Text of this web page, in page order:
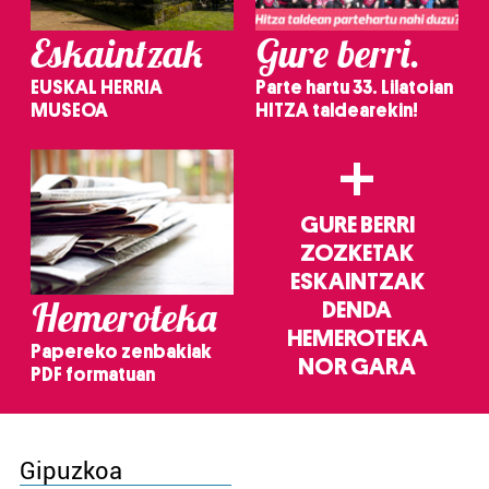
Eskaintzak
EUSKAL HERRIA
MUSEOA
Gure berri.
Parte hartu 33. Lilatoian
HITZA taldearekin!
Hemeroteka
Papereko zenbakiak
PDF formatuan
+
GURE BERRI
ZOZKETAK
ESKAINTZAK
DENDA
HEMEROTEKA
NOR GARA
Gipuzkoa